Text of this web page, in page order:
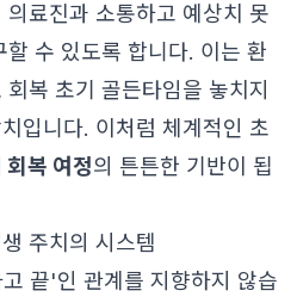
료진과 소통하고 예상치 못
수 있도록 합니다. 이는 환
복 초기 골든타임을 놓치지
입니다. 이처럼 체계적인 초
회복 여정의 튼튼한 기반이 됩
주치의 시스템
끝'인 관계를 지향하지 않습